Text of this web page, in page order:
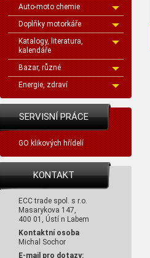
Auto-moto chemie
Doplňky motorkáře
Katalogy, literatura,
kalendáře
Bazar, různé
Energie, zdraví
SERVISNÍ PRÁCE
GO klikových hřídelí
KONTAKT
ECC trade spol. s r.o.
Masarykova 147,
400 01, Ústí n Labem
Kontaktní osoba
Michal Sochor
E-mail pro dotazy: